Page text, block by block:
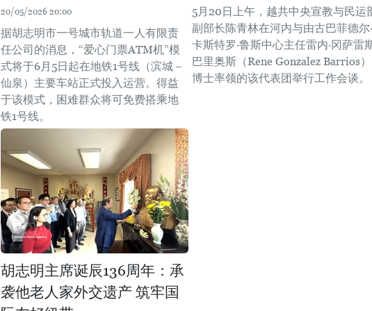
20/05/2026 20:00
据胡志明市一号城市轨道一人有限责
任公司的消息，“爱心门票ATM机”模
式将于6月5日起在地铁1号线（滨城－
仙泉）主要车站正式投入运营。得益
于该模式，困难群众将可免费搭乘地
铁1号线。
5月20日上午，越共中央宣教与民运
副部长陈青林在河内与由古巴菲德尔·
卡斯特罗·鲁斯中心主任雷内·冈萨雷
巴里奥斯（Rene Gonzalez Barrios）
博士率领的该代表团举行工作会谈。
胡志明主席诞辰136周年：承
袭他老人家外交遗产 筑牢国